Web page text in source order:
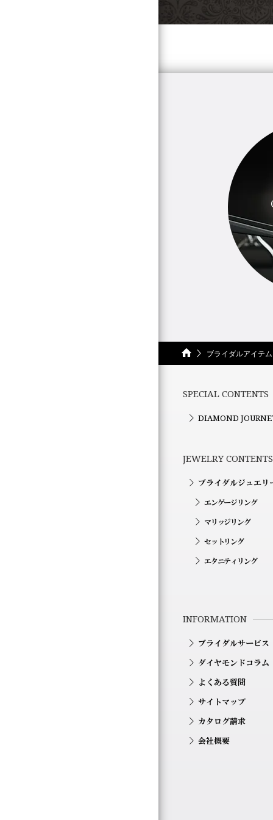
ブライダルアイテム
JEWELRY CONTENTS
ブライダルジュエリ
エンゲージリング
マリッジリング
セットリング
エタニティリング
INFORMATION
ブライダルサービス
ダイヤモンドコラム
よくある質問
サイトマップ
カタログ請求
会社概要
SPECIAL CONTENTS
DIAMOND